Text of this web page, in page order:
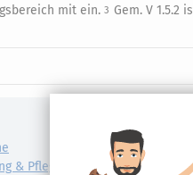
mit ein. 3 Gem. V 1.5.2
& Pflege